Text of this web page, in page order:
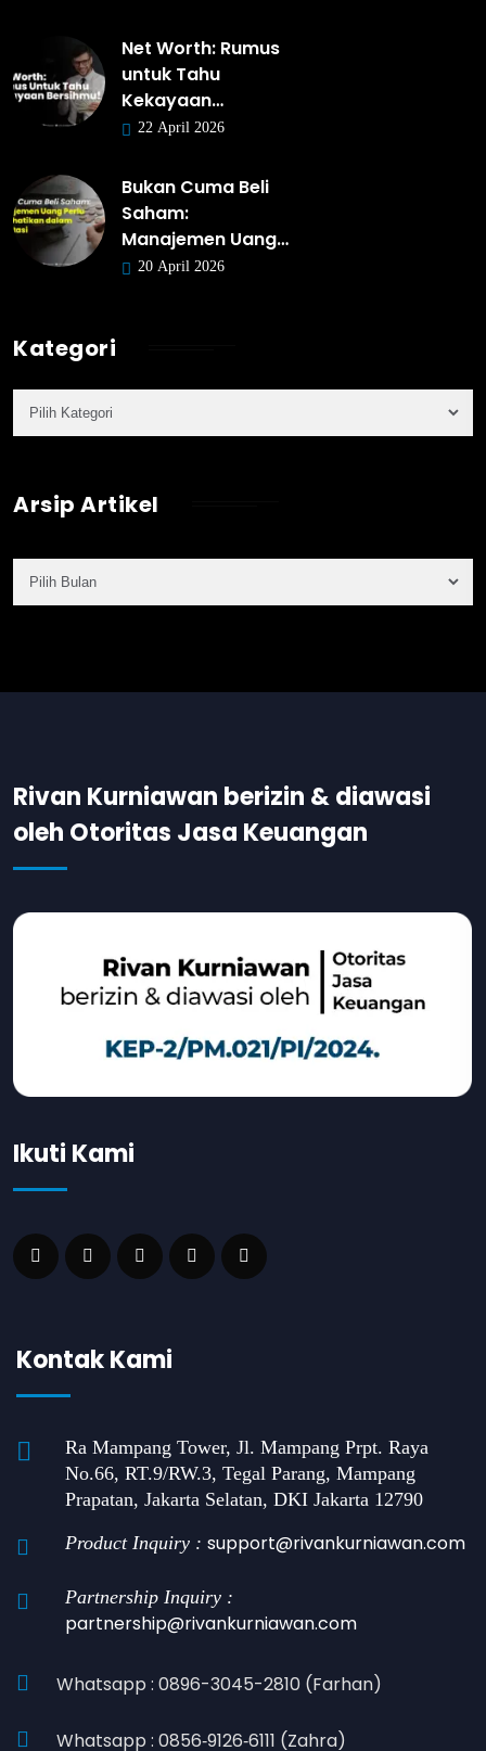
Net Worth: Rumus
untuk Tahu
Kekayaan…
22 April 2026
Bukan Cuma Beli
Saham:
Manajemen Uang…
20 April 2026
Kategori
Arsip Artikel
Rivan Kurniawan berizin & diawasi
oleh Otoritas Jasa Keuangan
Ikuti Kami
Kontak Kami
Ra Mampang Tower, Jl. Mampang Prpt. Raya
No.66, RT.9/RW.3, Tegal Parang, Mampang
Prapatan, Jakarta Selatan, DKI Jakarta 12790
Product Inquiry : support@rivankurniawan.com
Partnership Inquiry :
partnership@rivankurniawan.com
Whatsapp : 0896-3045-2810 (Farhan)
Whatsapp : 0856‑9126‑6111 (Zahra)